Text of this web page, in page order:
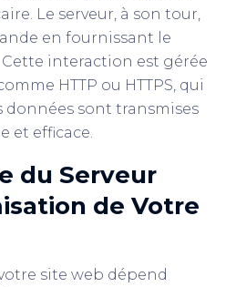
Le serveur, à son tour,
en fournissant le
interaction est gérée
HTTP ou HTTPS, qui
données sont transmises
et efficace.
du Serveur
de Votre
site web dépend